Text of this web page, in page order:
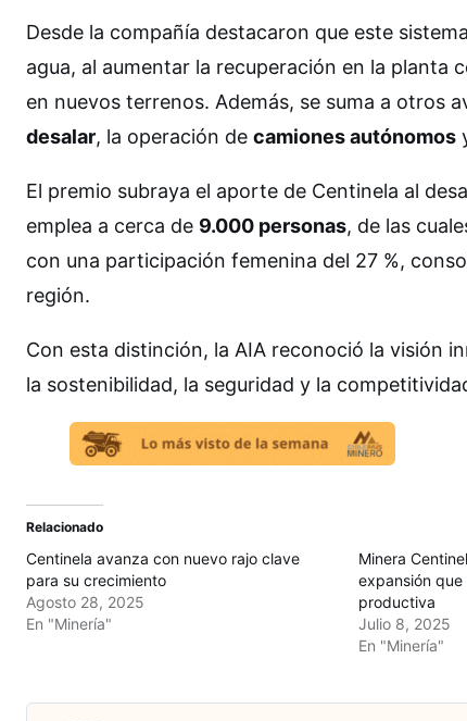
Desde la compañía destacaron que este
agua, al aumentar la recuperación en la planta
en nuevos terrenos. Además, se suma a otros
desalar, la operación de camiones autónomos
El premio subraya el aporte de Centinela al
emplea a cerca de 9.000 personas, de las
con una participación femenina del 27 %,
región.
Con esta distinción, la AIA reconoció la visión
la sostenibilidad, la seguridad y la
Relacionado
Centinela avanza con nuevo rajo clave
para su crecimiento
Agosto 28, 2025
En "Minería"
Minera
expansión
productiva
Julio 8, 2025
En "Minería"